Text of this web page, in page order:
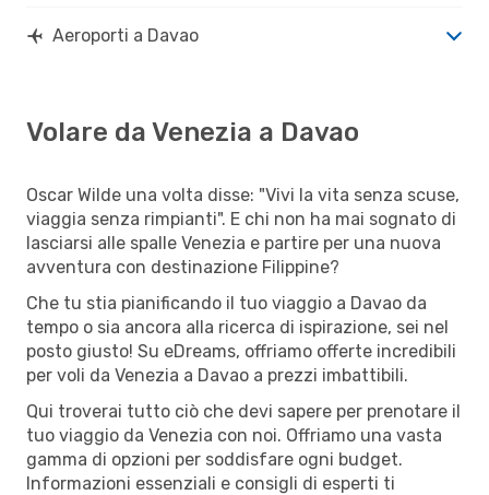
Aeroporti a Davao
Volare da Venezia a Davao
Oscar Wilde una volta disse: "Vivi la vita senza scuse,
viaggia senza rimpianti". E chi non ha mai sognato di
lasciarsi alle spalle Venezia e partire per una nuova
avventura con destinazione Filippine?
Che tu stia pianificando il tuo viaggio a Davao da
tempo o sia ancora alla ricerca di ispirazione, sei nel
posto giusto! Su eDreams, offriamo offerte incredibili
per voli da Venezia a Davao a prezzi imbattibili.
Qui troverai tutto ciò che devi sapere per prenotare il
tuo viaggio da Venezia con noi. Offriamo una vasta
gamma di opzioni per soddisfare ogni budget.
Informazioni essenziali e consigli di esperti ti